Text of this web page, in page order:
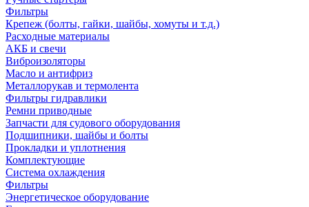
Фильтры
Крепеж (болты, гайки, шайбы, хомуты и т.д.)
Расходные материалы
АКБ и свечи
Виброизоляторы
Масло и антифриз
Металлорукав и термолента
Фильтры гидравлики
Ремни приводные
Запчасти для судового оборудования
Подшипники, шайбы и болты
Прокладки и уплотнения
Комплектующие
Система охлаждения
Фильтры
Энергетическое оборудование